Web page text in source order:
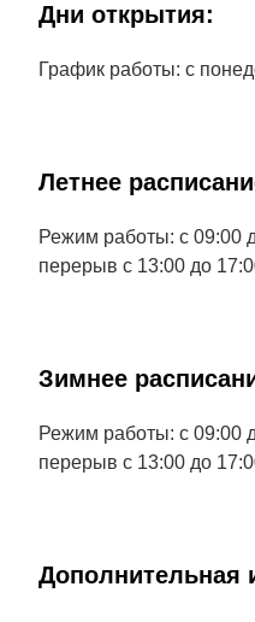
Дни открытия:
График работы: с
Летнее
Режим работы: с 09:00
перерыв с 13:00 до
Зимнее
Режим работы: с 09:00
перерыв с 13:00 до
Дополнительная